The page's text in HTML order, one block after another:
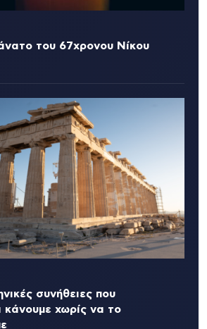
του 67χρονου Νίκου
συνήθειες που
κάνουμε χωρίς να το